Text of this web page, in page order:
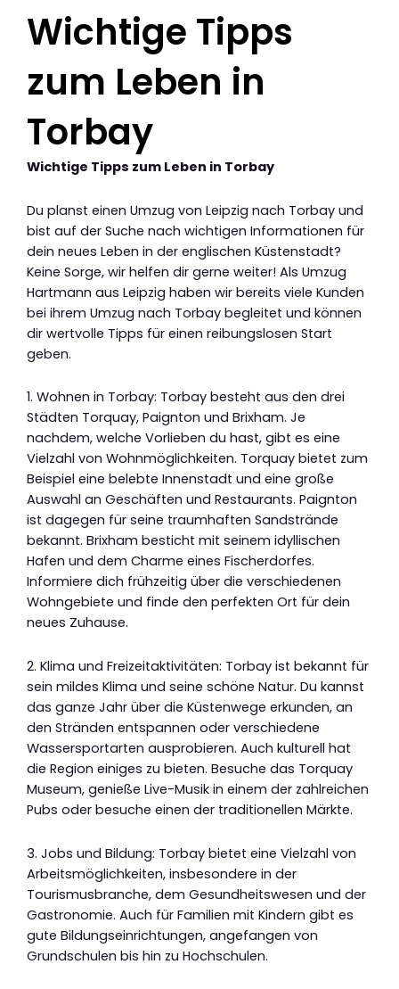
Wichtige Tipps
zum Leben in
Torbay
Wichtige Tipps zum Leben in Torbay
Du planst einen Umzug von Leipzig nach Torbay und
bist auf der Suche nach wichtigen Informationen für
dein neues Leben in der englischen Küstenstadt?
Keine Sorge, wir helfen dir gerne weiter! Als Umzug
Hartmann aus Leipzig haben wir bereits viele Kunden
bei ihrem Umzug nach Torbay begleitet und können
dir wertvolle Tipps für einen reibungslosen Start
geben.
1. Wohnen in Torbay: Torbay besteht aus den drei
Städten Torquay, Paignton und Brixham. Je
nachdem, welche Vorlieben du hast, gibt es eine
Vielzahl von Wohnmöglichkeiten. Torquay bietet zum
Beispiel eine belebte Innenstadt und eine große
Auswahl an Geschäften und Restaurants. Paignton
ist dagegen für seine traumhaften Sandstrände
bekannt. Brixham besticht mit seinem idyllischen
Hafen und dem Charme eines Fischerdorfes.
Informiere dich frühzeitig über die verschiedenen
Wohngebiete und finde den perfekten Ort für dein
neues Zuhause.
2. Klima und Freizeitaktivitäten: Torbay ist bekannt für
sein mildes Klima und seine schöne Natur. Du kannst
das ganze Jahr über die Küstenwege erkunden, an
den Stränden entspannen oder verschiedene
Wassersportarten ausprobieren. Auch kulturell hat
die Region einiges zu bieten. Besuche das Torquay
Museum, genieße Live-Musik in einem der zahlreichen
Pubs oder besuche einen der traditionellen Märkte.
3. Jobs und Bildung: Torbay bietet eine Vielzahl von
Arbeitsmöglichkeiten, insbesondere in der
Tourismusbranche, dem Gesundheitswesen und der
Gastronomie. Auch für Familien mit Kindern gibt es
gute Bildungseinrichtungen, angefangen von
Grundschulen bis hin zu Hochschulen.